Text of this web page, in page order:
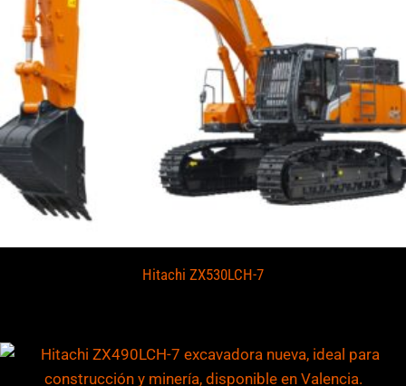
Hitachi ZX530LCH-7